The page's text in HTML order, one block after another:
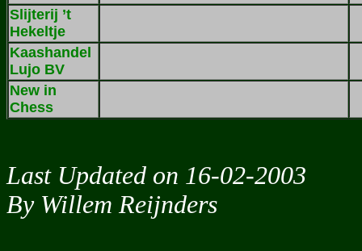
Slijterij ’t
Hekeltje
Kaashandel
Lujo BV
New in
Chess
Last Updated on 16-02-2003
By Willem Reijnders